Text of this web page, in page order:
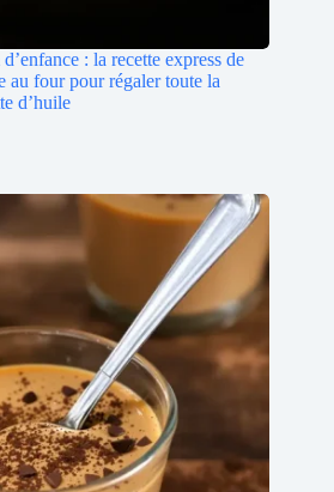
: la recette express de
au four pour régaler toute la
d’huile